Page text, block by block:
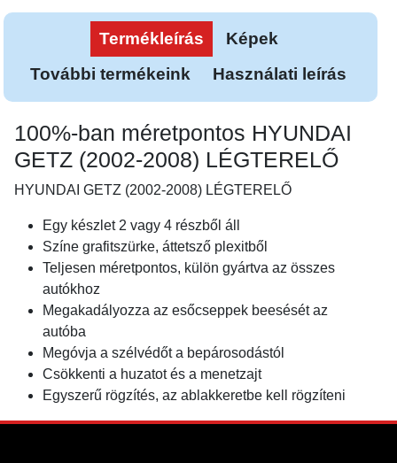
Termékleírás
Képek
További termékeink
Használati leírás
100%-ban méretpontos HYUNDAI
GETZ (2002-2008) LÉGTERELŐ
HYUNDAI GETZ (2002-2008) LÉGTERELŐ
Egy készlet 2 vagy 4 részből áll
Színe grafitszürke, áttetsző plexitből
Teljesen méretpontos, külön gyártva az összes
autókhoz
Megakadályozza az esőcseppek beesését az
autóba
Megóvja a szélvédőt a bepárosodástól
Csökkenti a huzatot és a menetzajt
Egyszerű rögzítés, az ablakkeretbe kell rögzíteni